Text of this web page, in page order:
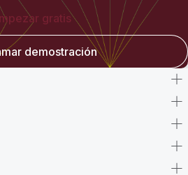
gratis
demostración